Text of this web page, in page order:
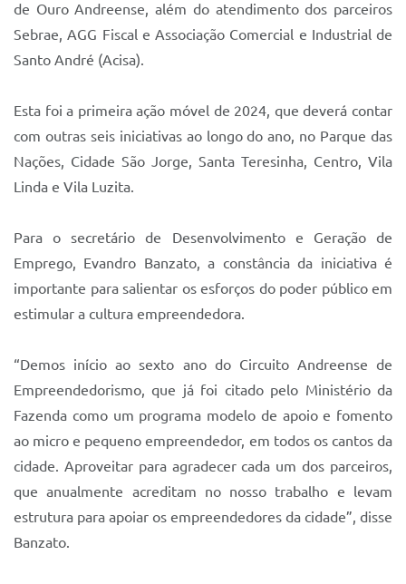
de Ouro Andreense, além do atendimento dos parceiros
Sebrae, AGG Fiscal e Associação Comercial e Industrial de
Santo André (Acisa).
Esta foi a primeira ação móvel de 2024, que deverá contar
com outras seis iniciativas ao longo do ano, no Parque das
Nações, Cidade São Jorge, Santa Teresinha, Centro, Vila
Linda e Vila Luzita.
Para o secretário de Desenvolvimento e Geração de
Emprego, Evandro Banzato, a constância da iniciativa é
importante para salientar os esforços do poder público em
estimular a cultura empreendedora.
“Demos início ao sexto ano do Circuito Andreense de
Empreendedorismo, que já foi citado pelo Ministério da
Fazenda como um programa modelo de apoio e fomento
ao micro e pequeno empreendedor, em todos os cantos da
cidade. Aproveitar para agradecer cada um dos parceiros,
que anualmente acreditam no nosso trabalho e levam
estrutura para apoiar os empreendedores da cidade”, disse
Banzato.